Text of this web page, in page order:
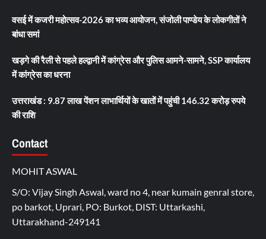
वसई में कजरी महोत्सव-2026 का भव्य आयोजन, संजोली पाण्डेय के लोकगीतों ने
बांधा समां
खड़गे की रैली से पहले हल्द्वानी में कांग्रेस और पुलिस आमने-सामने, SSP कार्यालय
में कांग्रेस का धरना
उत्तराखंड : 9.87 लाख पेंशन लाभार्थियों के खातों में पहुंची 146.32 करोड़ रुपये
की राशि
Contact
MOHIT ASWAL
S/O: Vijay Singh Aswal, ward no 4, near kumain genral store,
po barkot, Uprari, PO: Burkot, DIST: Uttarkashi,
Uttarakhand-249141